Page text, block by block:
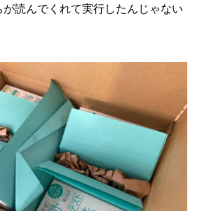
読んでくれて実行したんじゃない